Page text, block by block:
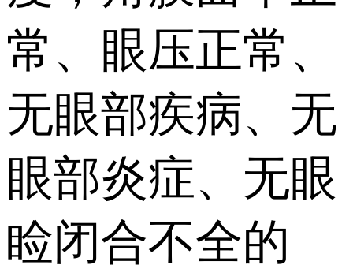
常、眼压正常、
无眼部疾病、无
眼部炎症、无眼
睑闭合不全的